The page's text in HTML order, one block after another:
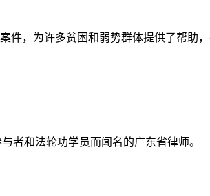
件，为许多贫困和弱势群体提供了帮助
者和法轮功学员而闻名的广东省律师。